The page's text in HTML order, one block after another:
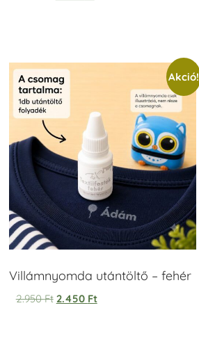
Akció!
Villámnyomda utántöltő – fehér
2.950Ft 2.450 Ft